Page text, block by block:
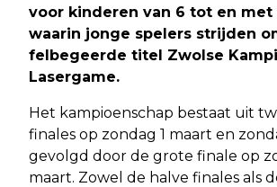
voor kinderen van 6 tot en met
waarin jonge spelers strijden
felbegeerde titel Zwolse
Lasergame.
Het kampioenschap bestaat uit
finales op zondag 1 maart en
gevolgd door de grote finale op
maart. Zowel de halve finales als